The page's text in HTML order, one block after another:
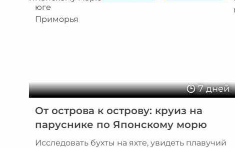
7 дней
От острова к острову: круиз на
паруснике по Японскому морю
Исследовать бухты на яхте, увидеть плавучий